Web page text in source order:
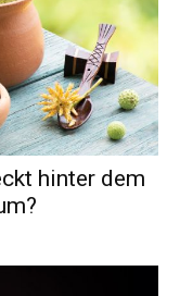
hinter dem